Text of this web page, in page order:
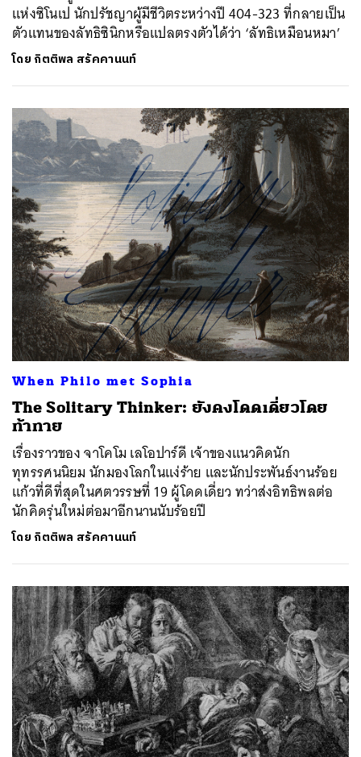
แห่งซิโนเป นักปรัชญาผู้มีชีวิตระหว่างปี 404-323 ที่กลายเป็น
ตัวแทนของลัทธิซินิกหรือแปลตรงตัวได้ว่า ‘ลัทธิเหมือนหมา’
โดย กิตติพล สรัคคานนท์
When Philo met Sophia
The Solitary Thinker: ยังคงโดดเดี่ยวโดย
ท้าทาย
เรื่องราวของ จาโคโม เลโอปาร์ดี เจ้าของแนวคิดนัก
ทุทรรศนนิยม นักมองโลกในแง่ร้าย และนักประพันธ์งานร้อย
แก้วที่ดีที่สุดในศตวรรษที่ 19 ผู้โดดเดี่ยว ทว่าส่งอิทธิพลต่อ
นักคิดรุ่นใหม่ต่อมาอีกนานนับร้อยปี
โดย กิตติพล สรัคคานนท์
ค้นหา
SHARE TWEET LINE EMAIL